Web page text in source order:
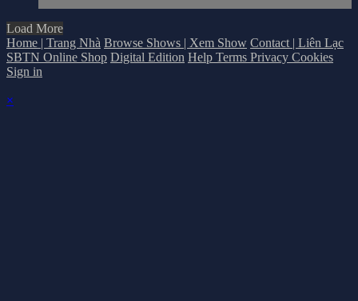
Load More
Home | Trang Nhà Browse Shows | Xem Show Contact | Liên Lạc
SBTN Online Shop Digital Edition Help Terms Privacy Cookies
Sign in
×